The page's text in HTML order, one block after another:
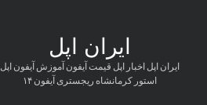
ایران اپل
ایران اپل اخبار اپل قیمت آیفون آموزش آیفون اپل
استور کرمانشاه ریجستری آیفون ۱۴